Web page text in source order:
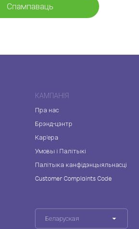
Спампаваць
КАМПАНІЯ
Пра нас
Брэнд-цэнтр
Кар'ера
Умовы і Палітыкі
Палітыка канфідэнцыяльнасці
Customer Complaints Code
Беларуская